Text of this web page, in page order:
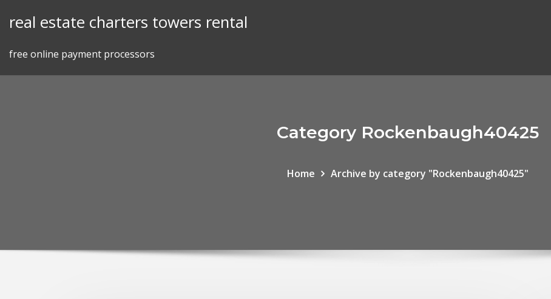
real estate charters towers rental
free online payment processors
Category Rockenbaugh40425
Home Archive by category "Rockenbaugh40425"